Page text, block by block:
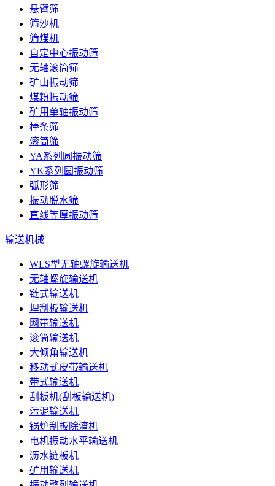
悬臂筛
筛沙机
筛煤机
自定中心振动筛
无轴滚筒筛
矿山振动筛
煤粉振动筛
矿用单轴振动筛
棒条筛
滚筒筛
YA系列圆振动筛
YK系列圆振动筛
弧形筛
振动脱水筛
直线等厚振动筛
输送机械
WLS型无轴螺旋输送机
无轴螺旋输送机
链式输送机
埋刮板输送机
网带输送机
滚筒输送机
大倾角输送机
移动式皮带输送机
带式输送机
刮板机(刮板输送机)
污泥输送机
锅炉刮板除渣机
电机振动水平输送机
沥水链板机
矿用输送机